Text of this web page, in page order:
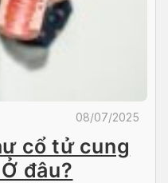
08/07/2025
cổ tử cung
đâu?